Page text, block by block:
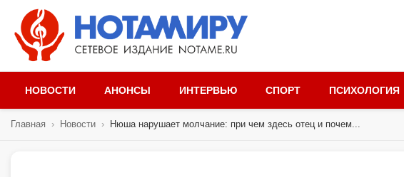
НОВОСТИ АНОНСЫ ИНТЕРВЬЮ СПОРТ ПСИХОЛОГИЯ
Главная › Новости › Нюша нарушает молчание: при чем здесь отец и почем...